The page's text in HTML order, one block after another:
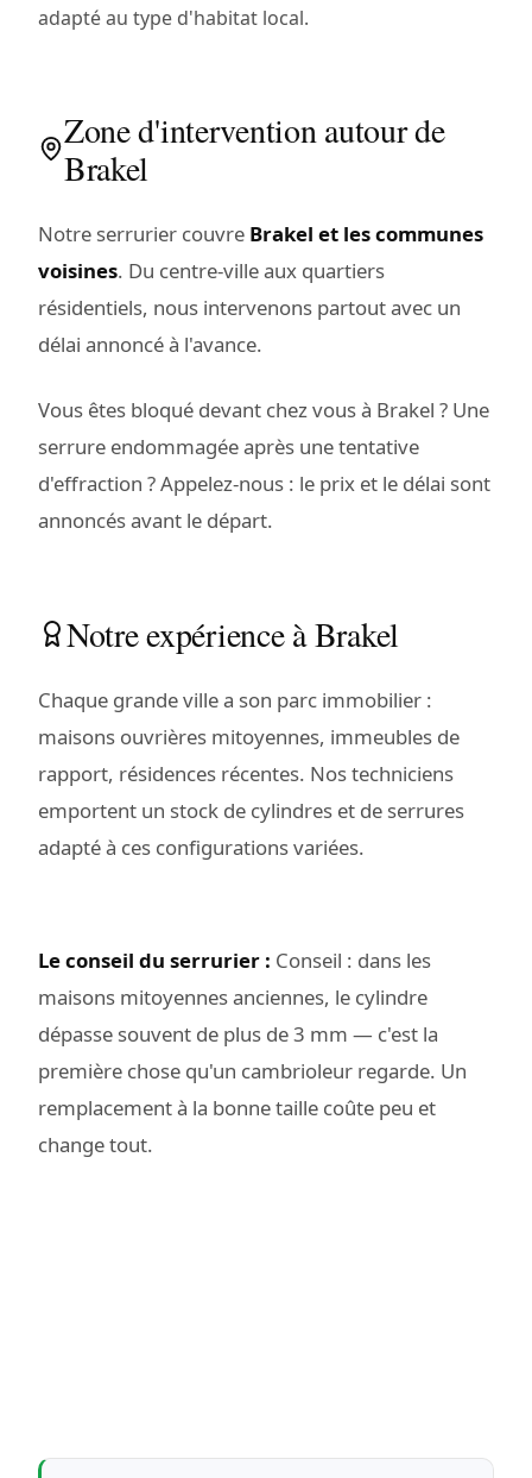
adapté au type d'habitat local.
Zone d'intervention autour de
Brakel
Notre serrurier couvre Brakel et les communes
voisines. Du centre-ville aux quartiers
résidentiels, nous intervenons partout avec un
délai annoncé à l'avance.
Vous êtes bloqué devant chez vous à Brakel ? Une
serrure endommagée après une tentative
d'effraction ? Appelez-nous : le prix et le délai sont
annoncés avant le départ.
Notre expérience à Brakel
Chaque grande ville a son parc immobilier :
maisons ouvrières mitoyennes, immeubles de
rapport, résidences récentes. Nos techniciens
emportent un stock de cylindres et de serrures
adapté à ces configurations variées.
Le conseil du serrurier : Conseil : dans les
maisons mitoyennes anciennes, le cylindre
dépasse souvent de plus de 3 mm — c'est la
première chose qu'un cambrioleur regarde. Un
remplacement à la bonne taille coûte peu et
change tout.